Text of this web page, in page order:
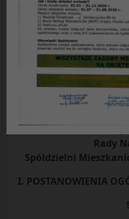
Proponowane zmiany
pogrubioną czcionką
Rady
Spółdzielni
I. POSTANOWIENIA